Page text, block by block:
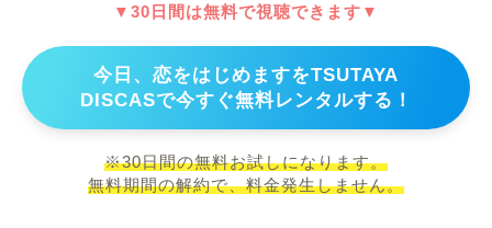
▼30日間は無料で視聴できます▼
今日、恋をはじめますをTSUTAYA
DISCASで今すぐ無料レンタルする！
※30日間の無料お試しになります。
無料期間の解約で、料金発生しません。